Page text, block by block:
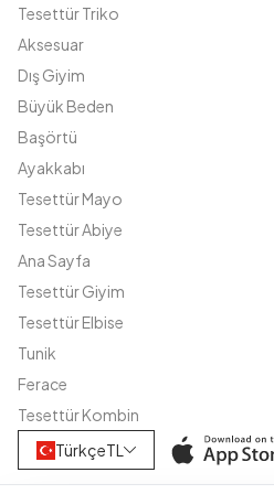
Tesettür Triko
Aksesuar
Dış Giyim
Büyük Beden
Başörtü
Ayakkabı
Tesettür Mayo
Tesettür Abiye
Ana Sayfa
Tesettür Giyim
Tesettür Elbise
Tunik
Ferace
Tesettür Kombin
TürkçeTL